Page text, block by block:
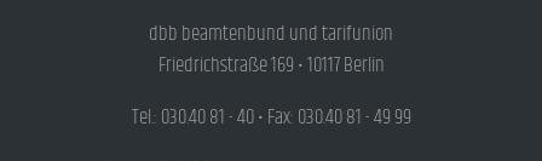
dbb beamtenbund und tarifunion
Friedrichstraße 169 • 10117 Berlin
Tel.: 030.40 81 - 40 • Fax: 030.40 81 - 49 99